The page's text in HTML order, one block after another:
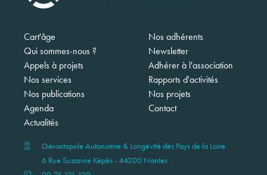
Navigation
principale
Cart'âge
Qui sommes-nous ?
Appels à projets
Nos services
Nos publications
Agenda
Actualités
Nos adhérents
Newsletter
Adhérer à l'association
Rapports d'activités
Nos projets
Contact
Gérontopole Autonomie & Longévité des Pays de la Loire
6 Rue Suzanne Képès - 44200 Nantes